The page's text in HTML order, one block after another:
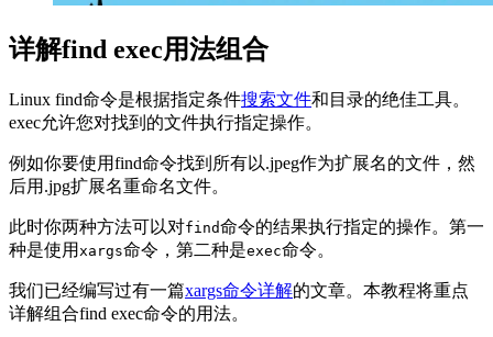
详解find exec用法组合
Linux find命令是根据指定条件搜索文件和目录的绝佳工具。
exec允许您对找到的文件执行指定操作。
例如你要使用find命令找到所有以.jpeg作为扩展名的文件，然
后用.jpg扩展名重命名文件。
此时你两种方法可以对find命令的结果执行指定的操作。第一
种是使用 xargs命令，第二种是exec命令。
我们已经编写过有一篇xargs命令详解的文章。本教程将重点
详解组合find exec命令的用法。